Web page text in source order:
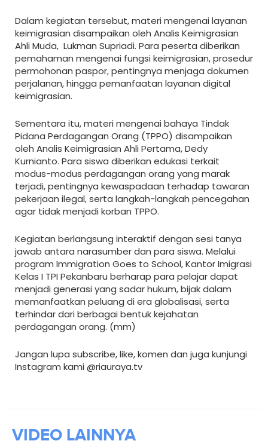
Dalam kegiatan tersebut, materi mengenai layanan
keimigrasian disampaikan oleh Analis Keimigrasian
Ahli Muda, Lukman Supriadi. Para peserta diberikan
pemahaman mengenai fungsi keimigrasian, prosedur
permohonan paspor, pentingnya menjaga dokumen
perjalanan, hingga pemanfaatan layanan digital
keimigrasian.
Sementara itu, materi mengenai bahaya Tindak
Pidana Perdagangan Orang (TPPO) disampaikan
oleh Analis Keimigrasian Ahli Pertama, Dedy
Kurnianto. Para siswa diberikan edukasi terkait
modus-modus perdagangan orang yang marak
terjadi, pentingnya kewaspadaan terhadap tawaran
pekerjaan ilegal, serta langkah-langkah pencegahan
agar tidak menjadi korban TPPO.
Kegiatan berlangsung interaktif dengan sesi tanya
jawab antara narasumber dan para siswa. Melalui
program Immigration Goes to School, Kantor Imigrasi
Kelas I TPI Pekanbaru berharap para pelajar dapat
menjadi generasi yang sadar hukum, bijak dalam
memanfaatkan peluang di era globalisasi, serta
terhindar dari berbagai bentuk kejahatan
perdagangan orang. (mm)
Jangan lupa subscribe, like, komen dan juga kunjungi
Instagram kami @riauraya.tv
VIDEO LAINNYA